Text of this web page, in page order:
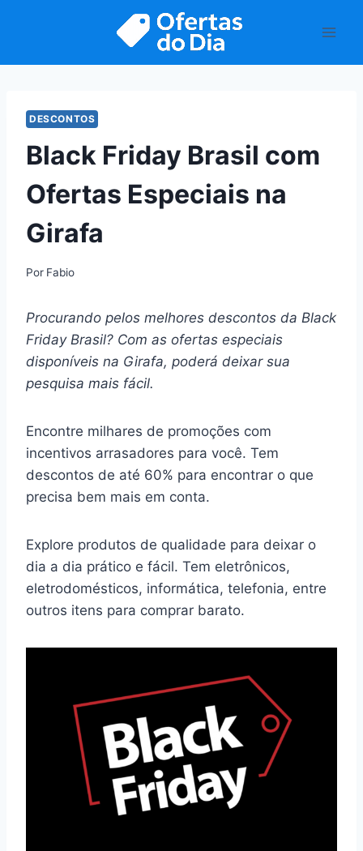
DESCONTOS
Black Friday Brasil com
Ofertas Especiais na
Girafa
Por Fabio
Procurando pelos melhores descontos da Black
Friday Brasil? Com as ofertas especiais
disponíveis na Girafa, poderá deixar sua
pesquisa mais fácil.
Encontre milhares de promoções com
incentivos arrasadores para você. Tem
descontos de até 60% para encontrar o que
precisa bem mais em conta.
Explore produtos de qualidade para deixar o
dia a dia prático e fácil. Tem eletrônicos,
eletrodomésticos, informática, telefonia, entre
outros itens para comprar barato.